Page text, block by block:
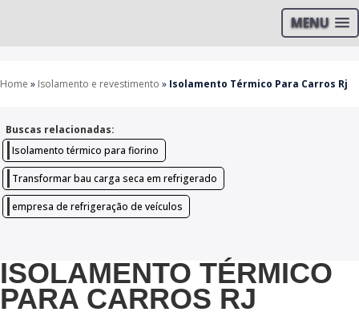
MENU
Home » Isolamento e revestimento » Isolamento Térmico Para Carros Rj
Buscas relacionadas:
Isolamento térmico para fiorino
Transformar bau carga seca em refrigerado
empresa de refrigeração de veículos
ISOLAMENTO TÉRMICO
PARA CARROS RJ